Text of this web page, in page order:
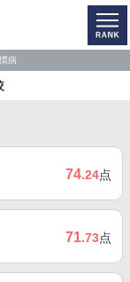
病
74.24点
71.73点